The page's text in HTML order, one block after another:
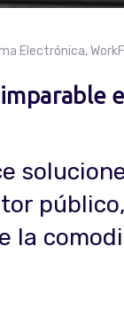
Electrónica,
la